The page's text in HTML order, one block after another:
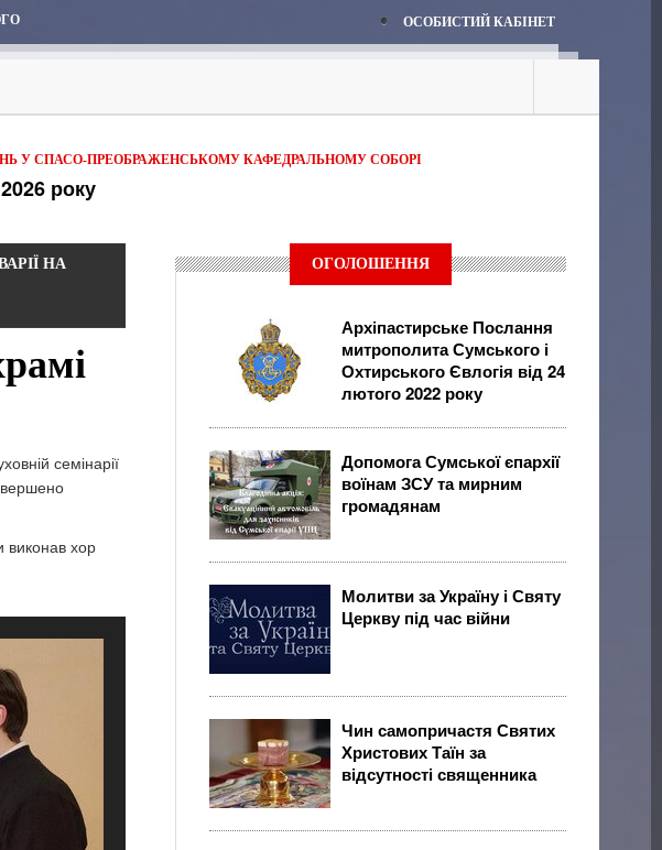
ОСОБИСТИЙ КАБІНЕТ
У СПАСО-ПРЕОБРАЖЕНСЬКОМУ КАФЕДРАЛЬНОМУ СОБОРІ
року
НА
семінарії
виконав хор
ОГОЛОШЕННЯ
Архіпастирське Послання
митрополита Сумського і
Охтирського Євлогія від 24
лютого 2022 року
Допомога Сумської єпархії
воїнам ЗСУ та мирним
громадянам
Молитви за Україну і Святу
Церкву під час війни
Чин самопричастя Святих
Христових Таїн за
відсутності священника